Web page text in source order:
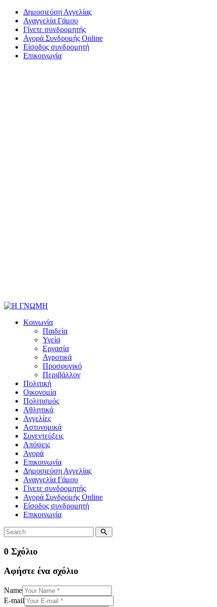
Δημοσιεύση Αγγελίας
Αναγγελία Γάμου
Γίνετε συνδρομητής
Αγορά Συνδρομής Online
Είσοδος συνδρομητή
Επικοινωνία
Κοινωνία
Παιδεία
Υγεία
Εργασία
Αγροτικά
Προσφυγικό
Περιβάλλον
Πολιτική
Οικονομία
Πολιτισμός
Αθλητικά
Αγγελίες
Αστυνομικά
Συνεντεύξεις
Απόψεις
Αγορά
Επικοινωνία
Δημοσιεύση Αγγελίας
Αναγγελία Γάμου
Γίνετε συνδρομητής
Αγορά Συνδρομής Online
Είσοδος συνδρομητή
Επικοινωνία
0 Σχόλιο
Αφήστε ένα σχόλιο
Name
E-mail